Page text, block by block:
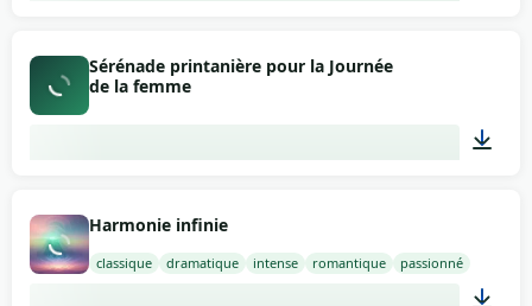
Sérénade printanière pour la Journée
de la femme
Harmonie infinie
classique dramatique intense romantique passionné